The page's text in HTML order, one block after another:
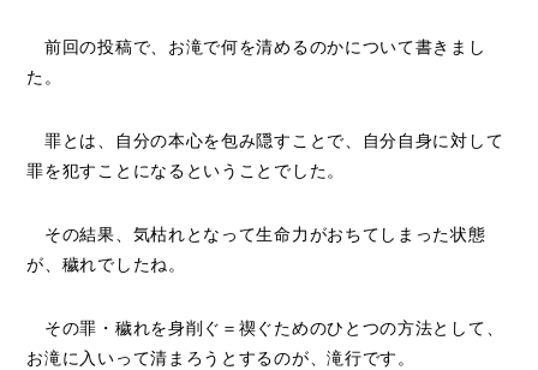
前回の投稿で、お滝で何を清めるのかについて書きまし
た。
罪とは、自分の本心を包み隠すことで、自分自身に対して
罪を犯すことになるということでした。
その結果、気枯れとなって生命力がおちてしまった状態
が、穢れでしたね。
その罪・穢れを身削ぐ＝禊ぐためのひとつの方法として、
お滝に入いって清まろうとするのが、滝行です。